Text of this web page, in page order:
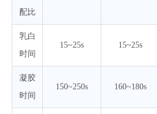
配比
乳白
时间
15~25s 15~25s
凝胶
时间
150~250s 160~180s